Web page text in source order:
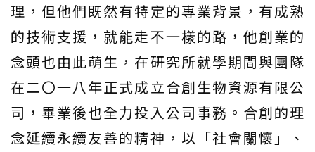
理，但他們既然有特定的專業背景，有成熟
的技術支援，就能走不一樣的路，他創業的
念頭也由此萌生，在研究所就學期間與團隊
在二〇一八年正式成立合創生物資源有限公
司，畢業後也全力投入公司事務。合創的理
念延續永續友善的精神，以「社會關懷」、